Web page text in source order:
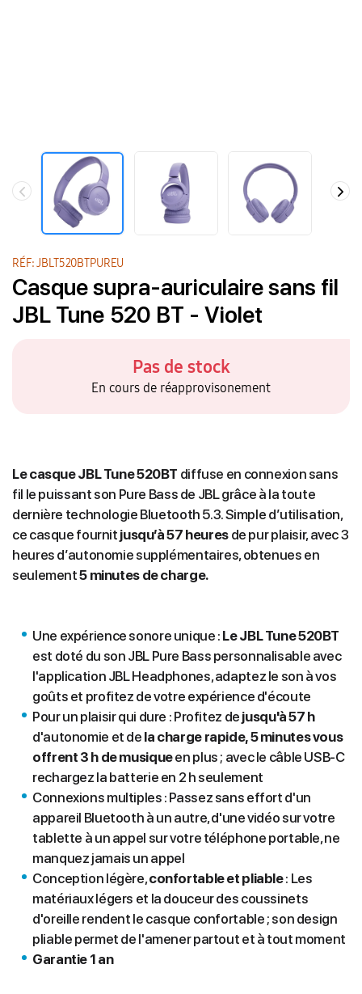
RÉF: JBLT520BTPUREU
Casque supra-auriculaire sans fil
JBL Tune 520 BT - Violet
Pas de stock
En cours de réapprovisonement
Le casque JBL Tune 520BT diffuse en connexion sans
fil le puissant son Pure Bass de JBL grâce à la toute
dernière technologie Bluetooth 5.3. Simple d’utilisation,
ce casque fournit jusqu’à 57 heuresde pur plaisir, avec 3
heures d’autonomie supplémentaires, obtenues en
seulement5 minutes de charge.
Une expérience sonore unique : Le JBL Tune 520BT
est doté du son JBL Pure Bass personnalisable avec
l'application JBL Headphones, adaptez le son à vos
goûts et profitez de votre expérience d'écoute
Pour un plaisir qui dure : Profitez de jusqu'à 57 h
d'autonomie et de la charge rapide, 5 minutes vous
offrent 3 h de musiqueen plus ; avec le câble USB-C
rechargez la batterie en 2 h seulement
Connexions multiples : Passez sans effort d'un
appareil Bluetooth à un autre, d'une vidéo sur votre
tablette à un appel sur votre téléphone portable, ne
manquez jamais un appel
Conception légère,confortable et pliable: Les
matériaux légers et la douceur des coussinets
d'oreille rendent le casque confortable ; son design
pliable permet de l'amener partout et à tout moment
Garantie 1 an